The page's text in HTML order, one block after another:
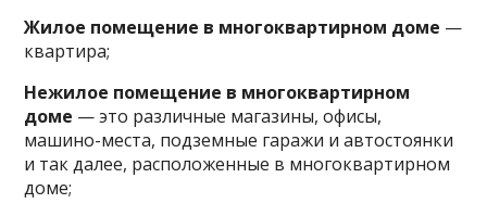
Жилое помещение в многоквартирном доме —
квартира;
Нежилое помещение в многоквартирном
доме — это различные магазины, офисы,
машино-места, подземные гаражи и автостоянки
и так далее, расположенные в многоквартирном
доме;